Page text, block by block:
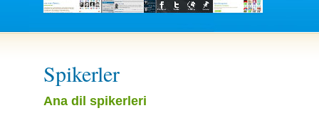
Spikerler
Ana dil spikerleri